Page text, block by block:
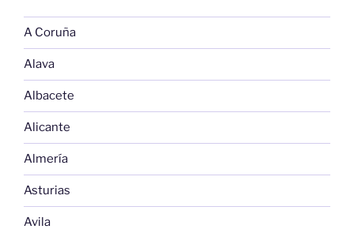
A Coruña
Alava
Albacete
Alicante
Almería
Asturias
Avila